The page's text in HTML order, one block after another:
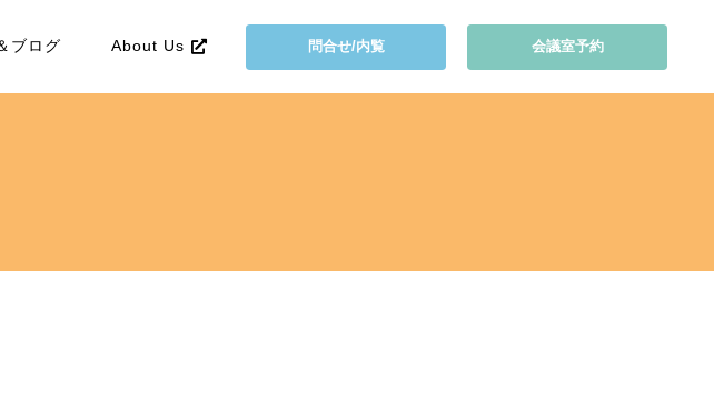
ブログ About Us 問合せ/内覧 会議室予約